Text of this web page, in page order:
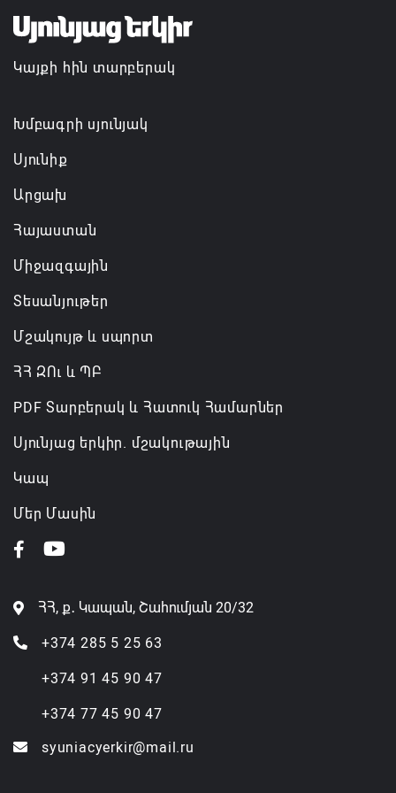
07.08.2026 16:55
Թուրքիան, Սաուդյան Արաբիան և Պակիստանը
Կայքի հին տարբերակ
Խմբագրի սյունյակ
Սյունիք
Արցախ
Հայաստան
Միջազգային
Տեսանյութեր
Մշակույթ և սպորտ
ՀՀ ԶՈւ և ՊԲ
PDF Տարբերակ և Հատուկ Համարներ
Սյունյաց երկիր. մշակութային
Կապ
Մեր Մասին
ՀՀ, ք․ Կապան, Շահումյան 20/32
+374 285 5 25 63
+374 91 45 90 47
+374 77 45 90 47
syuniacyerkir@mail.ru